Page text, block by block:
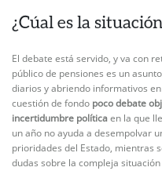
¿Cúal es la
El debate está servido, y va con
público de pensiones es un
diarios y abriendo informativos
cuestión de fondo poco debate
incertidumbre políticaen la que
un año no ayuda a desempolvar
prioridades del Estado, mientras
dudas sobre la compleja